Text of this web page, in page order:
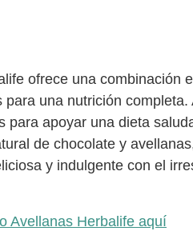
ofrece una combinación
una nutrición
para apoyar una dieta
de chocolate y
y indulgente con el
Avellanas Herbalife aquí